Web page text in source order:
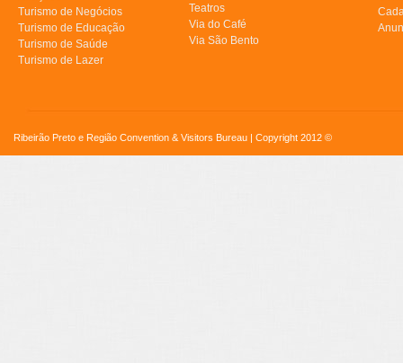
Turismo de Negócios
Turismo de Educação
Turismo de Saúde
Turismo de Lazer
Teatros
Via do Café
Via São Bento
Ribeirão Preto e Região Convention & Visitors Bureau | Copyright 2012 ©